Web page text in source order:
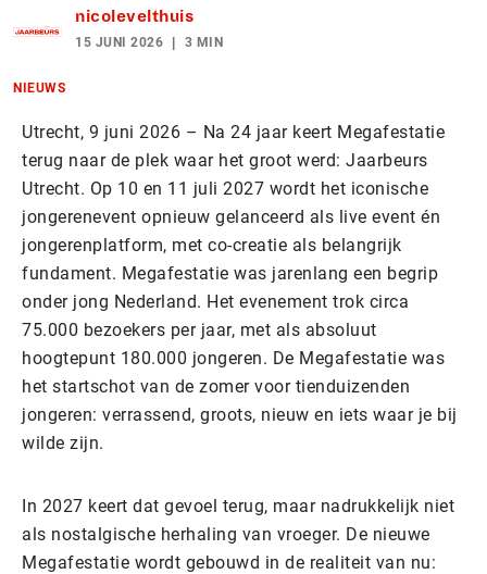
nicolevelthuis
15 JUNI 2026 3 MIN
NIEUWS
Utrecht, 9 juni 2026 – Na 24 jaar keert Megafestatie
terug naar de plek waar het groot werd: Jaarbeurs
Utrecht. Op 10 en 11 juli 2027 wordt het iconische
jongerenevent opnieuw gelanceerd als live event én
jongerenplatform, met co-creatie als belangrijk
fundament. Megafestatie was jarenlang een begrip
onder jong Nederland. Het evenement trok circa
75.000 bezoekers per jaar, met als absoluut
hoogtepunt 180.000 jongeren. De Megafestatie was
het startschot van de zomer voor tienduizenden
jongeren: verrassend, groots, nieuw en iets waar je bij
wilde zijn.
In 2027 keert dat gevoel terug, maar nadrukkelijk niet
als nostalgische herhaling van vroeger. De nieuwe
Megafestatie wordt gebouwd in de realiteit van nu: